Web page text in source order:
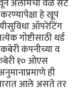
अलार्मची वेळ सेट
हे खूप
ऑपरेटिंग
गोष्टीसाठी थर्ड
कंपनीच्या व
१० ओएस
ही
आले असते तर